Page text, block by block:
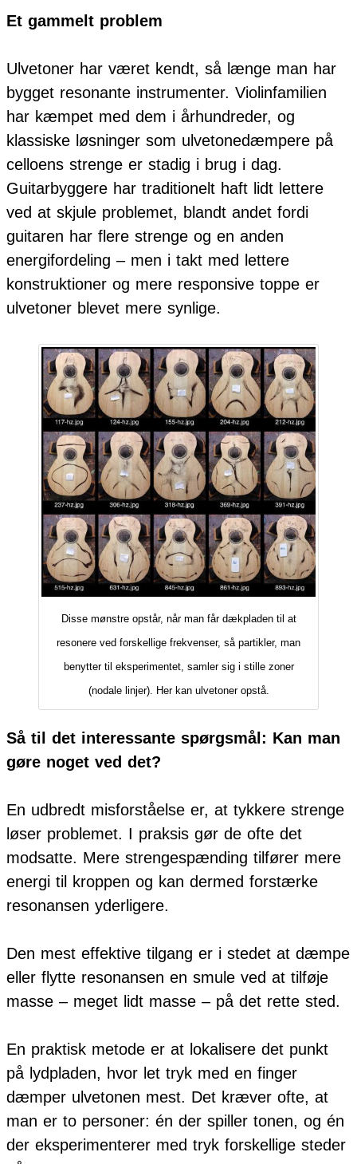
Et gammelt problem
Ulvetoner har været kendt, så længe man har
bygget resonante instrumenter. Violinfamilien
har kæmpet med dem i århundreder, og
klassiske løsninger som ulvetonedæmpere på
celloens strenge er stadig i brug i dag.
Guitarbyggere har traditionelt haft lidt lettere
ved at skjule problemet, blandt andet fordi
guitaren har flere strenge og en anden
energifordeling – men i takt med lettere
konstruktioner og mere responsive toppe er
ulvetoner blevet mere synlige.
Disse mønstre opstår, når man får dækpladen til at
resonere ved forskellige frekvenser, så partikler, man
benytter til eksperimentet, samler sig i stille zoner
(nodale linjer). Her kan ulvetoner opstå.
Så til det interessante spørgsmål: Kan man
gøre noget ved det?
En udbredt misforståelse er, at tykkere strenge
løser problemet. I praksis gør de ofte det
modsatte. Mere strengespænding tilfører mere
energi til kroppen og kan dermed forstærke
resonansen yderligere.
Den mest effektive tilgang er i stedet at dæmpe
eller flytte resonansen en smule ved at tilføje
masse – meget lidt masse – på det rette sted.
En praktisk metode er at lokalisere det punkt
på lydpladen, hvor let tryk med en finger
dæmper ulvetonen mest. Det kræver ofte, at
man er to personer: én der spiller tonen, og én
der eksperimenterer med tryk forskellige steder